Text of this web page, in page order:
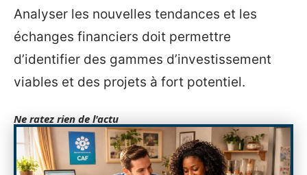
Analyser les nouvelles tendances et les
échanges financiers doit permettre
d’identifier des gammes d’investissement
viables et des projets à fort potentiel.
Ne ratez rien de l'actu